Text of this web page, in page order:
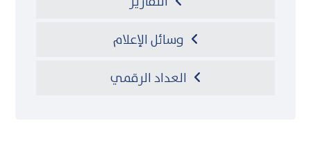
وسائل الإعلام
العداد الرقمي